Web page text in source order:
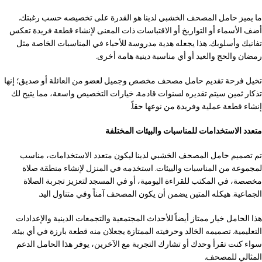
ما يميز حامل المصحف الخشبي لدينا هو القدرة على تخصيصه حسب رغبتك.
أضف الأسماء أو التواريخ أو الاقتباسات ذات المعنى لإنشاء قطعة فريدة تعكس
تفانيك وأسلوبك. هذا يجعله هدية مدروسة للأحباء في المناسبات الخاصة مثل
رمضان والحج والعيد أو أي مناسبة دينية هامة أخرى.
تخيل فرحة تقديم حامل مصحف مخصص وجميل لعضو من العائلة أو صديق؛ إنها
تذكار ثمين سيتم تقديره لسنوات قادمة. خيارات التخصيص واسعة، مما يتيح لك
إنشاء قطعة عملية وفريدة من نوعها حقاً.
متعدد الاستخدامات للمناسبات والبيئات المختلفة
تم تصميم حامل المصحف الخشبي لدينا ليكون متعدد الاستخدامات، مناسب
لمجموعة من المناسبات والبيئات. استخدمه في المنزل لإنشاء منطقة صلاة
مخصصة، في المكتب للقراءة اليومية، أو في المسجد لتعزيز تجربة الصلاة
الجماعية. هيكله المتين يضمن أن يكون المصحف آمناً وفي متناول اليد.
هذا الحامل خيار ممتاز أيضاً للأحداث المجتمعية والتجمعات الدينية والإعدادات
التعليمية. تصميمه الخالد وحرفيته الممتازة يجعلان منه قطعة بارزة في أي بيئة.
سواء كنت تقرأ وحدك أو تشارك التجربة مع الآخرين، يوفر هذا الحامل الدعم
المثالي للمصحف.